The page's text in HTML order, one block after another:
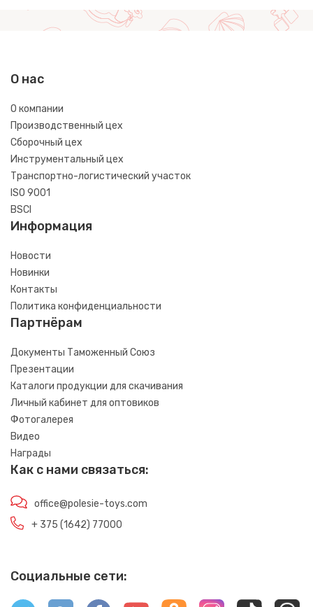
О нас
О компании
Производственный цех
Сборочный цех
Инструментальный цех
Транспортно-логистический участок
ISO 9001
BSCI
Информация
Новости
Новинки
Контакты
Политика конфиденциальности
Партнёрам
Документы Таможенный Союз
Презентации
Каталоги продукции для скачивания
Личный кабинет для оптовиков
Фотогалерея
Видео
Награды
Как с нами связаться:
office@polesie-toys.com
+ 375 (1642) 77000
Социальные сети: